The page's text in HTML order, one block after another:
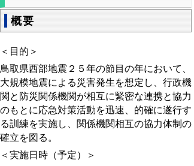
概要
＜目的＞
鳥取県西部地震２５年の節目の年において、
大規模地震による災害発生を想定し、行政機
関と防災関係機関が相互に緊密な連携と協力
のもとに応急対策活動を迅速、的確に遂行す
る訓練を実施し、関係機関相互の協力体制の
確立を図る。
＜実施日時（予定）＞